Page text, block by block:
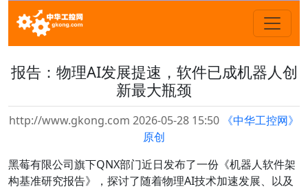
报告：物理AI发展提速，软件已成机器人创
新最大瓶颈
http://www.gkong.com 2026-05-28 15:50 《中华工控网》
原创
黑莓有限公司旗下QNX部门近日发布了一份《机器人软件架
构基准研究报告》，探讨了随着物理AI技术加速发展、以及